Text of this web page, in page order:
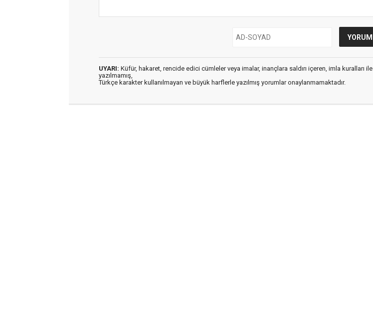
UYARI: Küfür, hakaret, rencide edici cümleler veya imalar, inançlara saldırı içeren, imla kuralları ile
yazılmamış,
Türkçe karakter kullanılmayan ve büyük harflerle yazılmış yorumlar onaylanmamaktadır.